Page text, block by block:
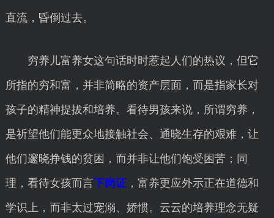
直流，昏倒过去。
穷养儿富养女这句话时时惹起人们的热议，但它
所指的穷和富，并非简略的资产层面，而是指家长对
孩子的精神提拔和培养。看待男孩来说，所谓穷养，
是祈望他们能更众地接触社会、通晓生存的艰难，让
他们邃晓挣钱的贫困，而并非让他们饱受困苦；同
理，看待女孩而言下岗证，富养更应外示正在道德和
学识上，而非太过宠溺、娇惯。云云的培养理念无疑